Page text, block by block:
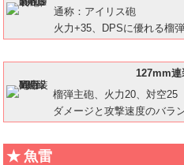
通称：アイリス砲
火力+35、DPSに優れる榴
127mm
榴弾主砲、火力20、対空25
ダメージと攻撃速度のバラ
魚雷